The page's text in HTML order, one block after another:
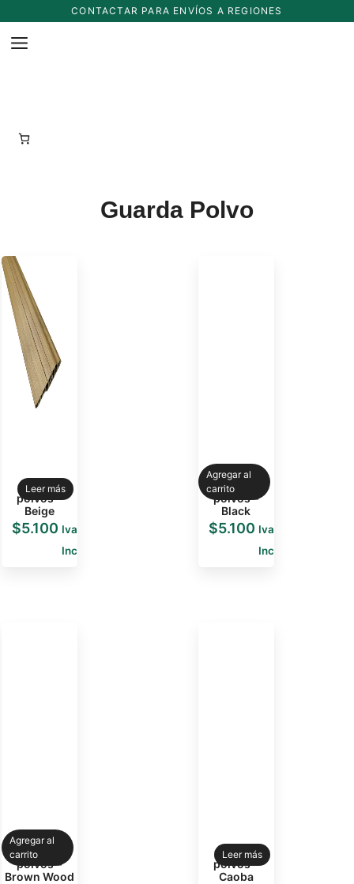
contenido
CONTACTAR PARA ENVÍOS A REGIONES
MENU
Guarda Polvo
Guarda
polvos –
Beige
$5.100 Iva
Inc
Leer más
Guarda
polvos –
Black
$5.100 Iva
Inc
Agregar al
carrito
Guarda
polvos –
Brown Wood
Agregar al
carrito
Guarda
polvos –
Caoba
Leer más